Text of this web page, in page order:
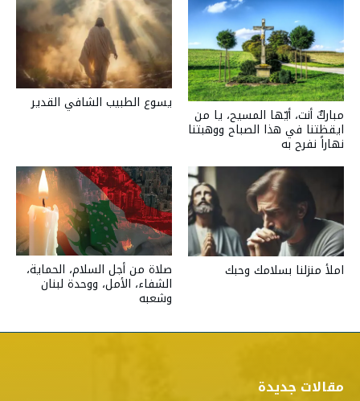
يسوع الطبيب الشافي القدير
مباركٌ أنت، أيّها المسيح، يا من
ايقظتنا في هذا الصباح ووهبتنا
نهاراً نفرح به
صلاة من أجل السلام، الحماية،
الشفاء، الأمل، ووحدة لبنان
وشعبه
املأ منزلنا بسلامك وحبك
مقالات جديدة